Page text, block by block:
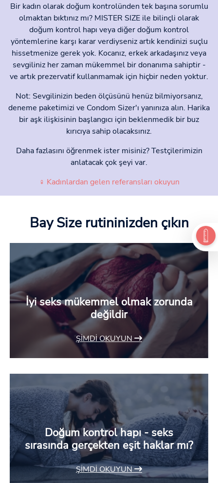
Bir kadın olarak doğum kontrolünden tek başına sorumlu
olmaktan bıktınız mı? MISTER SIZE ile bilinçli olarak
doğum kontrol hapı veya diğer doğum kontrol
yöntemlerine karşı karar verdiyseniz artık kendinizi suçlu
hissetmenize gerek yok. Kocanız, erkek arkadaşınız veya
sevgiliniz her zaman mükemmel bir donanıma sahiptir -
ve artık prezervatif kullanmamak için hiçbir neden yoktur.
Not: Sevgilinizin beden ölçüsünü henüz bilmiyorsanız,
deneme paketimizi ve Condom Sizer'ı yanınıza alın. Harika
bir aşk ilişkisinin başlangıcı için beklenmedik bir buz
kırıcıya sahip olacaksınız.
Daha fazlasını öğrenmek ister misiniz? Testçilerimizin
anlatacak çok şeyi var.
♀ Kadınlardan gelen referansları okuyun
Bay Size rutininizden çıkın
İyi seks mükemmel olmak zorunda
değildir
ŞIMDI OKUYUN
Doğum kontrol hapı - seks
sırasında gerçekten eşit haklar mı?
ŞIMDI OKUYUN